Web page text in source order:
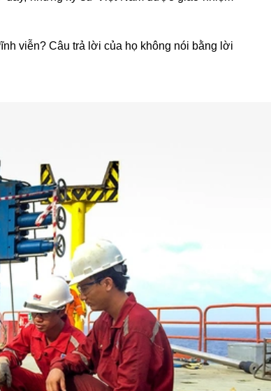
viễn? Câu trả lời của họ không nói bằng lời